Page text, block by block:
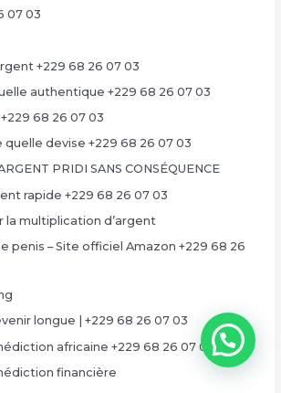
07 03
+229 68 26 07 03
authentique +229 68 26 07 03
68 26 07 03
devise +229 68 26 07 03
PRIDI SANS CONSÉQUENCE
rapide +229 68 26 07 03
la multiplication d’argent
penis – Site officiel Amazon +229 68 26
longue | +229 68 26 07 03
africaine +229 68 26 07 03
financière